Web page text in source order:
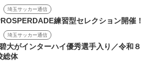
埼玉サッカー通信
練習型セレクション開催！
埼玉サッカー通信
大がインターハイ優秀選手入り／令和８
総体